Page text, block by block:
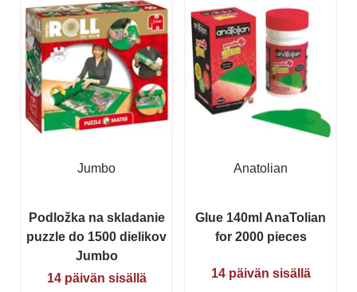
Jumbo
Podložka na skladanie
puzzle do 1500 dielikov
Jumbo
14 päivän sisällä
Anatolian
Glue 140ml AnaTolian
for 2000 pieces
14 päivän sisällä